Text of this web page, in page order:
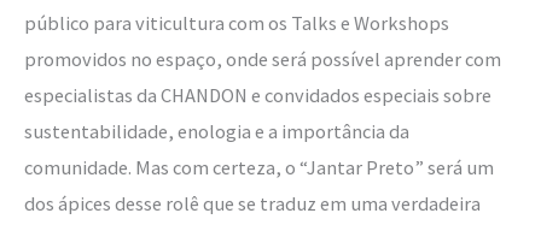
público para viticultura com os Talks e Workshops
promovidos no espaço, onde será possível aprender com
especialistas da CHANDON e convidados especiais sobre
sustentabilidade, enologia e a importância da
comunidade. Mas com certeza, o “Jantar Preto” será um
dos ápices desse rolê que se traduz em uma verdadeira